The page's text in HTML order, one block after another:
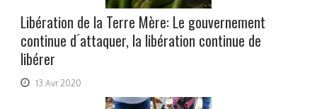
Libération de la Terre Mère: Le gouvernement
continue d ́attaquer, la libération continue de
libérer
13 Avr 2020